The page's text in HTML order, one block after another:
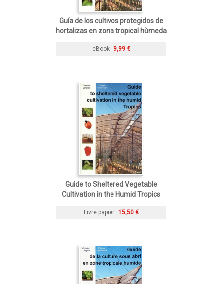
Guía de los cultivos protegidos de
hortalizas en zona tropical hùmeda
eBook 9,99 €
Guide to Sheltered Vegetable
Cultivation in the Humid Tropics
Livre papier 15,50 €